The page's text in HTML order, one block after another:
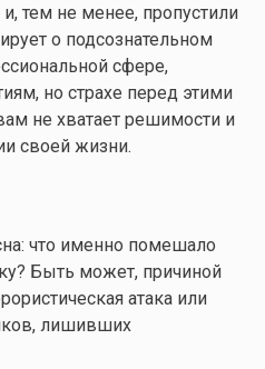
тем не менее, пропустили
о подсознательном
сфере,
но страхе перед этими
не хватает решимости и
своей жизни.
что именно помешало
Быть может, причиной
атака или
лишивших